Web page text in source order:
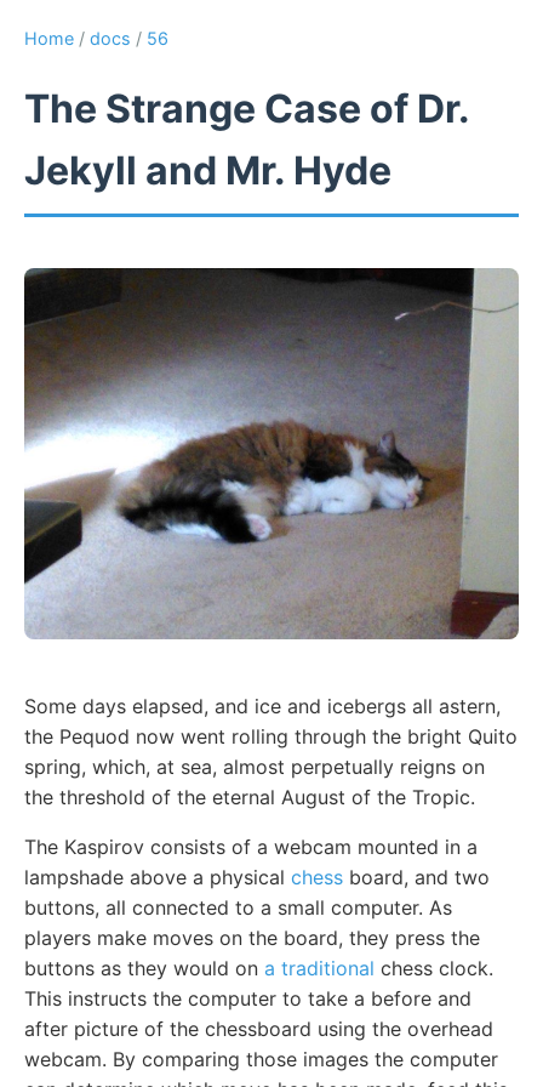
Home / docs / 56
The Strange Case of Dr.
Jekyll and Mr. Hyde
Some days elapsed, and ice and icebergs all astern,
the Pequod now went rolling through the bright Quito
spring, which, at sea, almost perpetually reigns on
the threshold of the eternal August of the Tropic.
The Kaspirov consists of a webcam mounted in a
lampshade above a physical chess board, and two
buttons, all connected to a small computer. As
players make moves on the board, they press the
buttons as they would on a traditional chess clock.
This instructs the computer to take a before and
after picture of the chessboard using the overhead
webcam. By comparing those images the computer